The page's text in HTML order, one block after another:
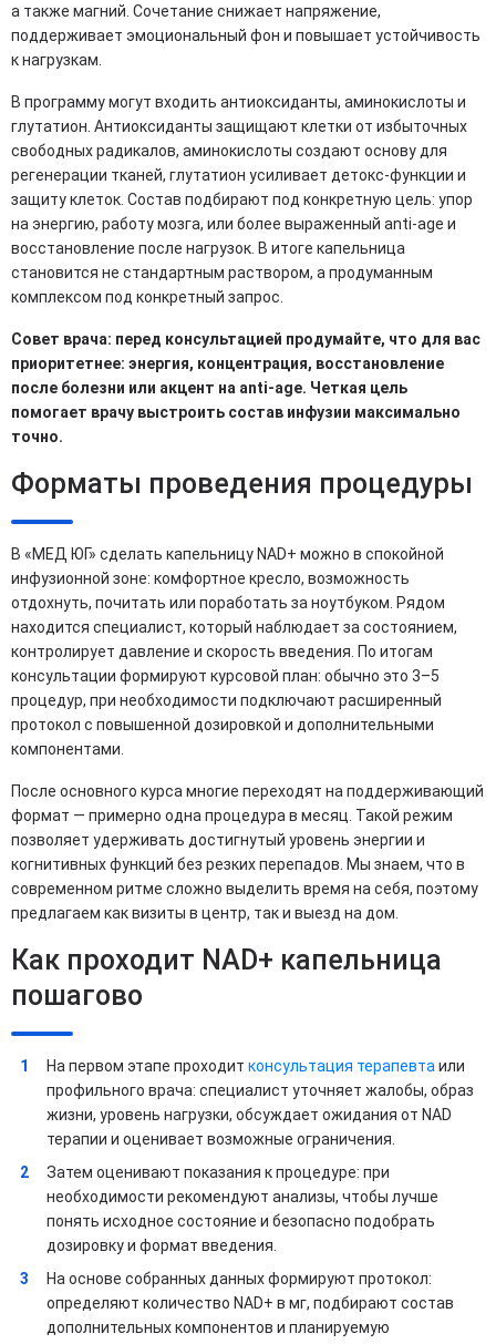
а также магний. Сочетание снижает напряжение,
поддерживает эмоциональный фон и повышает устойчивость
к нагрузкам.
В программу могут входить антиоксиданты, аминокислоты и
глутатион. Антиоксиданты защищают клетки от избыточных
свободных радикалов, аминокислоты создают основу для
регенерации тканей, глутатион усиливает детокс-функции и
защиту клеток. Состав подбирают под конкретную цель: упор
на энергию, работу мозга, или более выраженный anti-age и
восстановление после нагрузок. В итоге капельница
становится не стандартным раствором, а продуманным
комплексом под конкретный запрос.
Совет врача: перед консультацией продумайте, что для вас
приоритетнее: энергия, концентрация, восстановление
после болезни или акцент на anti-age. Четкая цель
помогает врачу выстроить состав инфузии максимально
точно.
Форматы проведения процедуры
В «МЕД ЮГ» сделать капельницу NAD+ можно в спокойной
инфузионной зоне: комфортное кресло, возможность
отдохнуть, почитать или поработать за ноутбуком. Рядом
находится специалист, который наблюдает за состоянием,
контролирует давление и скорость введения. По итогам
консультации формируют курсовой план: обычно это 3–5
процедур, при необходимости подключают расширенный
протокол с повышенной дозировкой и дополнительными
компонентами.
После основного курса многие переходят на поддерживающий
формат — примерно одна процедура в месяц. Такой режим
позволяет удерживать достигнутый уровень энергии и
когнитивных функций без резких перепадов. Мы знаем, что в
современном ритме сложно выделить время на себя, поэтому
предлагаем как визиты в центр, так и выезд на дом.
Как проходит NAD+ капельница
пошагово
На первом этапе проходит консультация терапевта или
профильного врача: специалист уточняет жалобы, образ
жизни, уровень нагрузки, обсуждает ожидания от NAD
терапии и оценивает возможные ограничения.
Затем оценивают показания к процедуре: при
необходимости рекомендуют анализы, чтобы лучше
понять исходное состояние и безопасно подобрать
дозировку и формат введения.
На основе собранных данных формируют протокол:
определяют количество NAD+ в мг, подбирают состав
дополнительных компонентов и планируемую